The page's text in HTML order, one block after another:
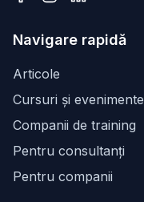
Navigare rapidă
Articole
Cursuri și evenimente
Companii de training
Pentru consultanți
Pentru companii